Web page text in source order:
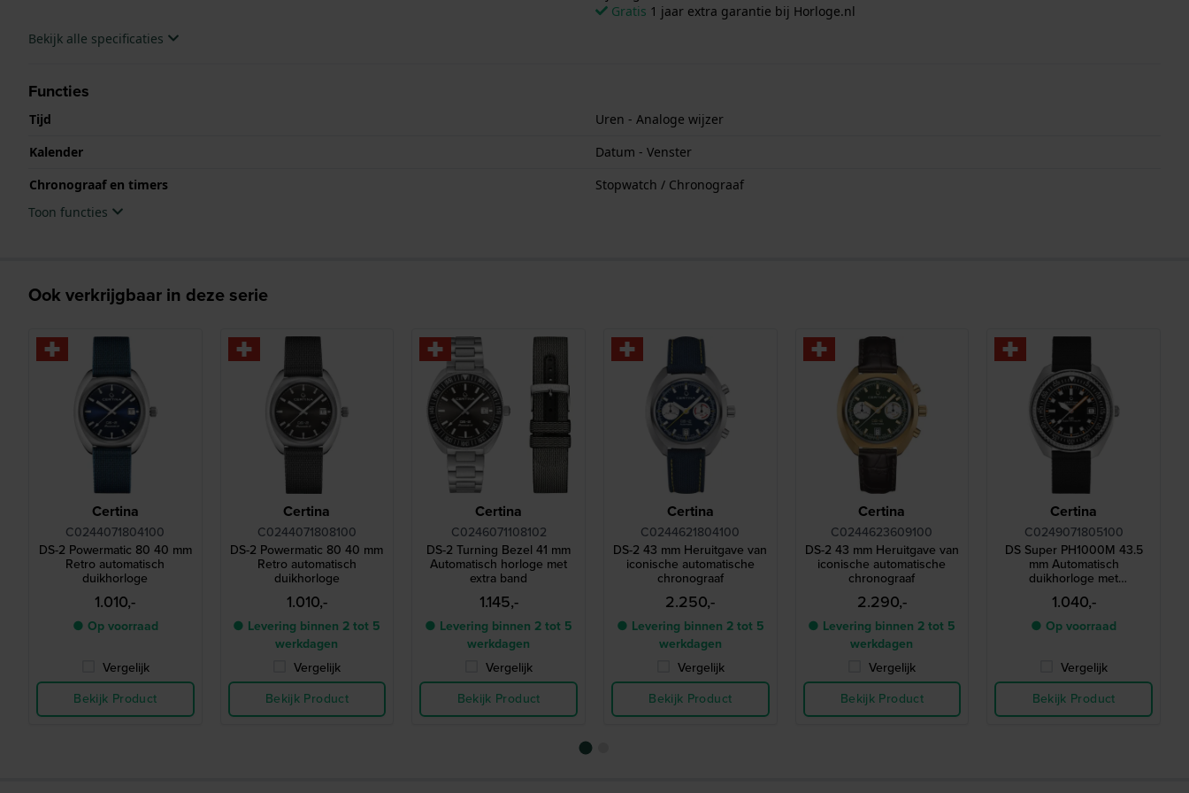
Gratis 1 jaar extra garantie bij Horloge.nl
Bekijk alle specificaties
Functies
Tijd
Uren - Analoge wijzer
Kalender
Datum - Venster
Chronograaf en timers
Stopwatch / Chronograaf
Toon functies
Ook verkrijgbaar in deze serie
Certina
C0244071804100
DS-2 Powermatic 80 40 mm
Retro automatisch
duikhorloge
1.010,-
● Op voorraad
Vergelijk
Bekijk Product
Certina
C0244071808100
DS-2 Powermatic 80 40 mm
Retro automatisch
duikhorloge
1.010,-
● Levering binnen 2 tot 5
werkdagen
Vergelijk
Bekijk Product
Certina
C0246071108102
DS-2 Turning Bezel 41 mm
Automatisch horloge met
extra band
1.145,-
● Levering binnen 2 tot 5
werkdagen
Vergelijk
Bekijk Product
Certina
C0244621804100
DS-2 43 mm Heruitgave van
iconische automatische
chronograaf
2.250,-
● Levering binnen 2 tot 5
werkdagen
Vergelijk
Bekijk Product
Certina
C0244623609100
DS-2 43 mm Heruitgave van
iconische automatische
chronograaf
2.290,-
● Levering binnen 2 tot 5
werkdagen
Vergelijk
Bekijk Product
Certina
C0249071805100
DS Super PH1000M 43.5
mm Automatisch
duikhorloge met
heliumventiel
1.040,-
● Op voorraad
Vergelijk
Bekijk Product